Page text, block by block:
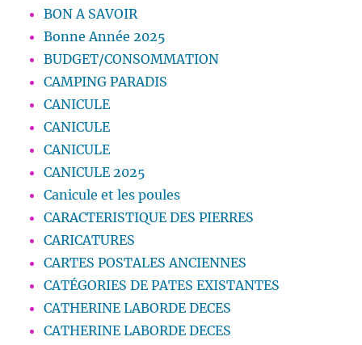
BON A SAVOIR
Bonne Année 2025
BUDGET/CONSOMMATION
CAMPING PARADIS
CANICULE
CANICULE
CANICULE
CANICULE 2025
Canicule et les poules
CARACTERISTIQUE DES PIERRES
CARICATURES
CARTES POSTALES ANCIENNES
CATÉGORIES DE PATES EXISTANTES
CATHERINE LABORDE DECES
CATHERINE LABORDE DECES